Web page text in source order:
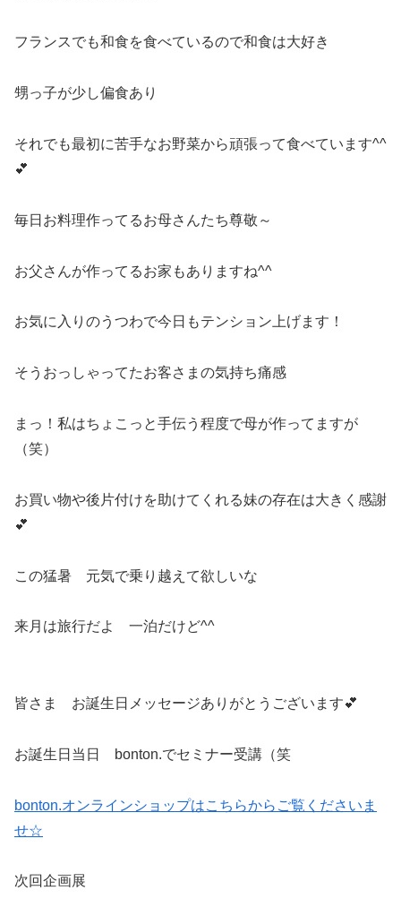
フランスでも和食を食べているので和食は大好き
甥っ子が少し偏食あり
それでも最初に苦手なお野菜から頑張って食べています^^
💕
毎日お料理作ってるお母さんたち尊敬～
お父さんが作ってるお家もありますね^^
お気に入りのうつわで今日もテンション上げます！
そうおっしゃってたお客さまの気持ち痛感
まっ！私はちょこっと手伝う程度で母が作ってますが
（笑）
お買い物や後片付けを助けてくれる妹の存在は大きく感謝
💕
この猛暑 元気で乗り越えて欲しいな
来月は旅行だよ 一泊だけど^^
皆さま お誕生日メッセージありがとうございます💕
お誕生日当日 bonton.でセミナー受講（笑
bonton.オンラインショップはこちらからご覧くださいま
せ☆
次回企画展